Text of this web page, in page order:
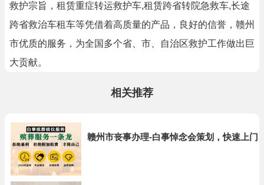
救护宗旨，租赁重症转运救护车,租赁跨省转院急救车,长途
跨省救治车租车等凭借着高质量的产品，良好的信誉，赣州
市优质的服务，为全国多个省、市、自治区救护工作做出巨
大贡献。
相关推荐
赣州市丧事办理-白事悼念会策划，快速上门